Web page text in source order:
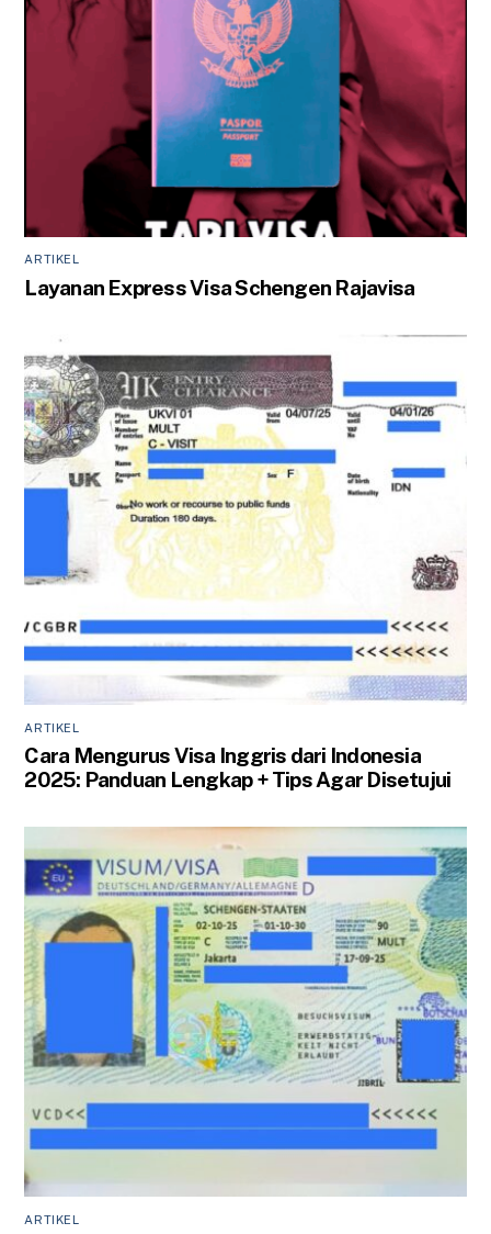
ARTIKEL
Layanan Express Visa Schengen Rajavisa
ARTIKEL
Cara Mengurus Visa Inggris dari Indonesia
2025: Panduan Lengkap + Tips Agar Disetujui
ARTIKEL